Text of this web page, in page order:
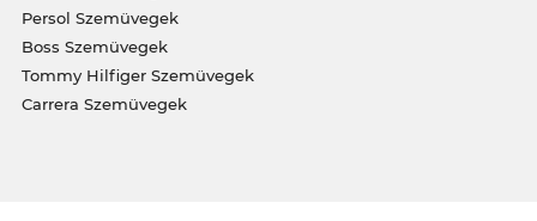
Persol Szemüvegek
Boss Szemüvegek
Tommy Hilfiger Szemüvegek
Carrera Szemüvegek